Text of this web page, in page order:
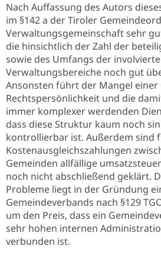
Nach Auffassung des Autors
im §142 a der Tiroler
Verwaltungsgemeinschaft sehr
die hinsichtlich der Zahl der
sowie des Umfangs der
Verwaltungsbereiche noch gut
Ansonsten führt der Mangel einer
Rechtspersönlichkeit und die
immer komplexer werdenden
dass diese Struktur kaum noch
kontrollierbar ist. Außerdem sind
Kostenausgleichszahlungen
Gemeinden allfällige
noch nicht abschließend geklärt.
Probleme liegt in der Gründung
Gemeindeverbands nach §129
um den Preis, dass ein
sehr hohen internen
verbunden ist.